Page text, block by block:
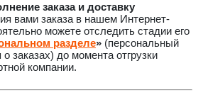
заказа и доставку
вами заказа в нашем Интернет-
можете отследить стадии его
разделе» (персональный
заказах) до момента отгрузки
компании.